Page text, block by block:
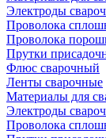
Электроды
Проволока
Проволока
Прутки
Флюс сварочный
Ленты сварочные
Материалы для
Электроды
Проволока